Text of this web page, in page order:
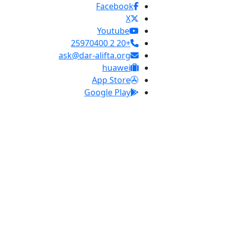
Facebook
X
Youtube
+20 2 25970400
ask@dar-alifta.org
huawei
App Store
Google Play